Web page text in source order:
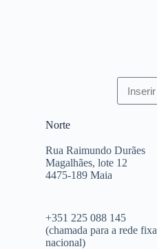
Norte
Rua Raimundo Durães
Magalhães, lote 12
4475-189 Maia
+351 225 088 145
(chamada para a rede fixa
nacional)